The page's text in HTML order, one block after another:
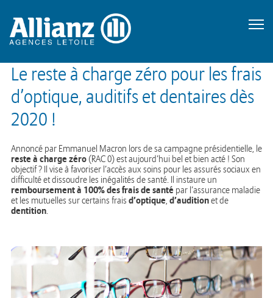
Le reste à charge zéro pour les frais
d’optique, auditifs et dentaires dès
2020 !
Annoncé par Emmanuel Macron lors de sa campagne présidentielle, le
reste à charge zéro (RAC 0) est aujourd’hui bel et bien acté ! Son
objectif ? Il vise à favoriser l’accès aux soins pour les assurés sociaux en
difficulté et dissoudre les inégalités de santé. Il instaure un
remboursement à 100% des frais de santé par l’assurance maladie
et les mutuelles sur certains frais d’optique, d’auditionet de
dentition.